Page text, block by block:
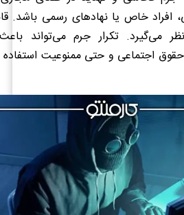
افراد خاص یا نهادهای رسمی باشد.
می‌گیرد. تکرار جرم می‌تواند
اجتماعی و حتی ممنوعیت